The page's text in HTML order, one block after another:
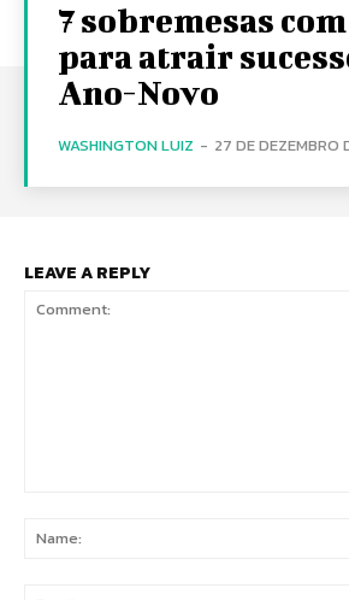
7 sobremesas
para atrair
Ano-Novo
WASHINGTON LUIZ - 27 DE DEZEMBRO
LEAVE A REPLY